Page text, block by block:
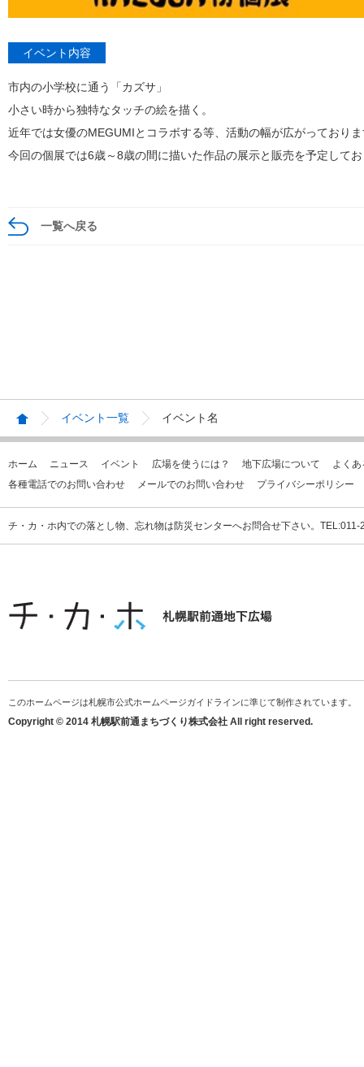
イベント内容
市内の小学校に通う「カズサ」
小さい時から独特なタッチの絵を描く。
近年では女優のMEGUMIとコラボする等、活動の幅が広がっており
今回の個展では6歳～8歳の間に描いた作品の展示と販売を予定して
一覧へ戻る
イベント一覧 イベント名
ホーム ニュース イベント 広場を使うには？ 地下広場について
よく
各種電話でのお問い合わせ
メールでのお問い合わせ プライバシーポリシー
チ・カ・ホ内での落とし物、忘れ物は防災センターへお問合せ下さい。
このホームページは札幌市公式ホームページガイドラインに準じて制作されています。
Copyright © 2014 札幌駅前通まちづくり株式会社 All right reserved.